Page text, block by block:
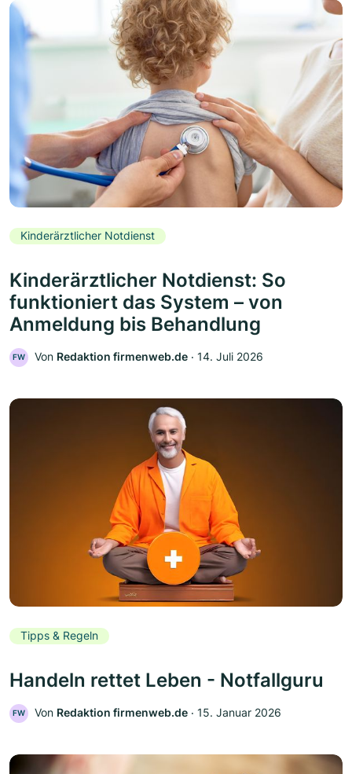
Kinderärztlicher Notdienst
Kinderärztlicher Notdienst: So
funktioniert das System – von
Anmeldung bis Behandlung
FW Von Redaktion firmenweb.de ‧ 14. Juli 2026
Tipps & Regeln
Handeln rettet Leben - Notfallguru
FW Von Redaktion firmenweb.de ‧ 15. Januar 2026